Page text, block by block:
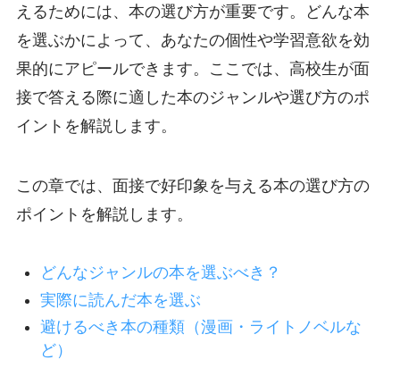
えるためには、本の選び方が重要です。どんな本
を選ぶかによって、あなたの個性や学習意欲を効
果的にアピールできます。ここでは、高校生が面
接で答える際に適した本のジャンルや選び方のポ
イントを解説します。
この章では、面接で好印象を与える本の選び方の
ポイントを解説します。
どんなジャンルの本を選ぶべき？
実際に読んだ本を選ぶ
避けるべき本の種類（漫画・ライトノベルな
ど）